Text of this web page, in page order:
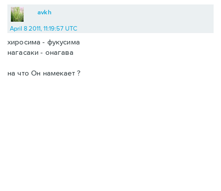
avkh
April 8 2011, 11:19:57 UTC
хиросима - фукусима
нагасаки - онагава
на что Он намекает ?